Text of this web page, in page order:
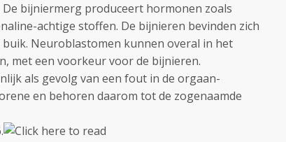
bijniermerg produceert hormonen zoals
achtige stoffen. De bijnieren bevinden zich
Neuroblastomen kunnen overal in het
met een voorkeur voor de bijnieren.
als gevolg van een fout in de orgaan-
en behoren daarom tot de zogenaamde